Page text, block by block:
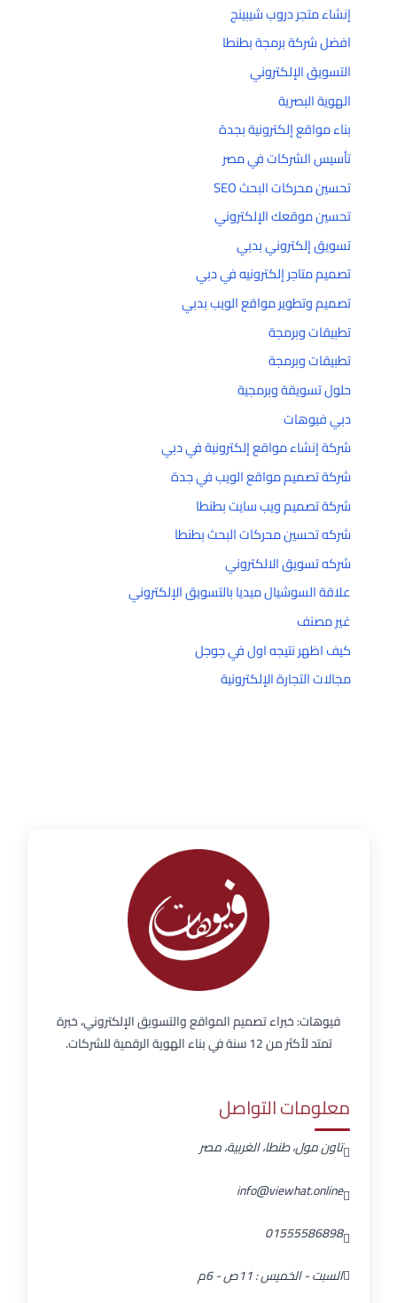
إنشاء متجر دروب شيبينج
افضل شركة برمجة بطنطا
التسويق الإلكتروني
الهوية البصرية
بناء مواقع إلكترونية بجدة
تأسيس الشركات في مصر
تحسين محركات البحث SEO
تحسين موقعك الإلكتروني
تسويق إلكتروني بدبي
تصميم متاجر إلكترونيه في دبي
تصميم وتطوير مواقع الويب بدبي
تطبيقات وبرمجة
تطبيقات وبرمجة
حلول تسويقة وبرمجية
دبي فيوهات
شركة إنشاء مواقع إلكترونية في دبي
شركة تصميم مواقع الويب في جدة
شركة تصميم ويب سايت بطنطا
شركه تحسين محركات البحث بطنطا
شركه تسويق الالكتروني
علاقة السوشيال ميديا بالتسويق الإلكتروني
غير مصنف
كيف اظهر نتيجه اول في جوجل
مجالات التجارة الإلكترونية
فيوهات: خبراء تصميم المواقع والتسويق الإلكتروني، خبرة
تمتد لأكثر من 12 سنة في بناء الهوية الرقمية للشركات.
معلومات التواصل
تاون مول، طنطا، الغربية، مصر
info@viewhat.online
01555586898
السبت - الخميس : 11ص - 6م